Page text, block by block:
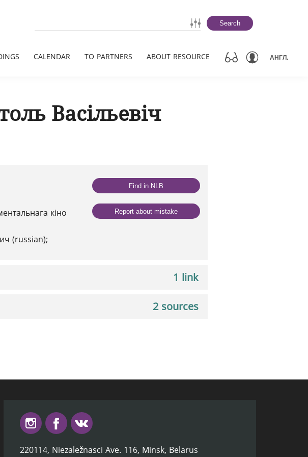
Search
CALENDAR TO PARTNERS ABOUT RESOURCE АНГЛ.
Васільевіч
кіно
(russian);
Find in NLB
Report about mistake
1 link
2 sources
220114, Niezaležnasci Ave. 116, Minsk, Belarus